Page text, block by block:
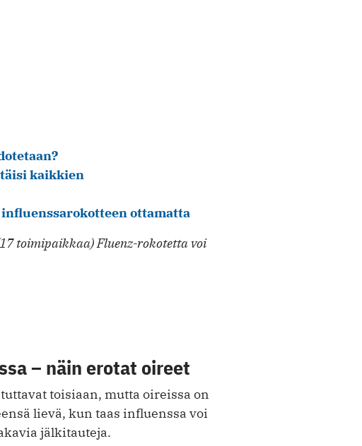
kaikkien
ottamatta
toimipaikkaa) Fluenz-rokotetta voi
– näin erotat oireet
toisiaan, mutta oireissa on
lievä, kun taas influenssa voi
jälkitauteja.